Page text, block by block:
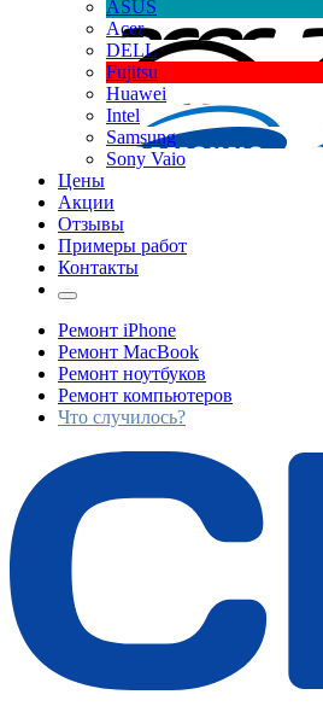
ASUS
Acer
DELL
Fujitsu
Huawei
Intel
Samsung
Sony Vaio
Цены
Акции
Отзывы
Примеры работ
Контакты
Ремонт iPhone
Ремонт MacBook
Ремонт ноутбуков
Ремонт компьютеров
Что случилось?